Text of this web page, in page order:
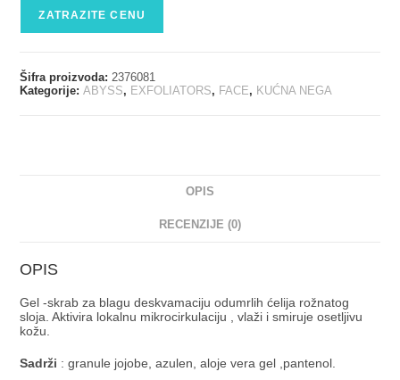
ZATRAZITE CENU
Šifra proizvoda:2376081
Kategorije:ABYSS, EXFOLIATORS, FACE, KUĆNA NEGA
OPIS
RECENZIJE (0)
OPIS
Gel -skrab za blagu deskvamaciju odumrlih ćelija rožnatog
sloja. Aktivira lokalnu mikrocirkulaciju , vlaži i smiruje osetljivu
kožu.
Sadrži : granule jojobe, azulen, aloje vera gel ,pantenol.